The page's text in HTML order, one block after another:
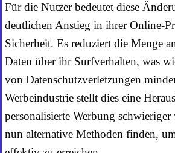
Für die Nutzer bedeutet diese
deutlichen Anstieg in ihrer Online-
Sicherheit. Es reduziert die Menge
Daten über ihr Surfverhalten, was
von Datenschutzverletzungen
Werbeindustrie stellt dies eine
personalisierte Werbung
nun alternative Methoden finden,